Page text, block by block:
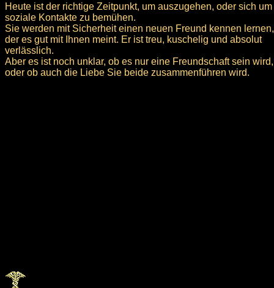
Heute ist der richtige Zeitpunkt, um auszugehen, oder sich um
soziale Kontakte zu bemühen.
Sie werden mit Sicherheit einen neuen Freund kennen lernen,
der es gut mit Ihnen meint. Er ist treu, kuschelig und absolut
verlässlich.
Aber es ist noch unklar, ob es nur eine Freundschaft sein wird,
oder ob auch die Liebe Sie beide zusammenführen wird.